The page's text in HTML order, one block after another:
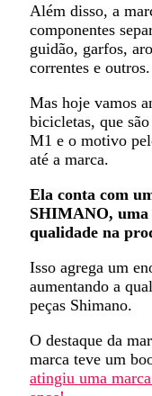
Além disso, a
componentes
guidão, garfos,
correntes e outros.
Mas hoje vamos
bicicletas, que
M1 e o motivo
até a marca.
Ela conta com
SHIMANO, uma
qualidade na
Isso agrega um
aumentando a
peças Shimano.
O destaque da
marca teve um
atingiu uma